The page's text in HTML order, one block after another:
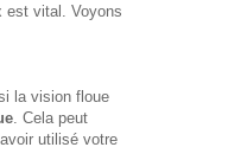
est vital. Voyons
la vision floue
. Cela peut
utilisé votre